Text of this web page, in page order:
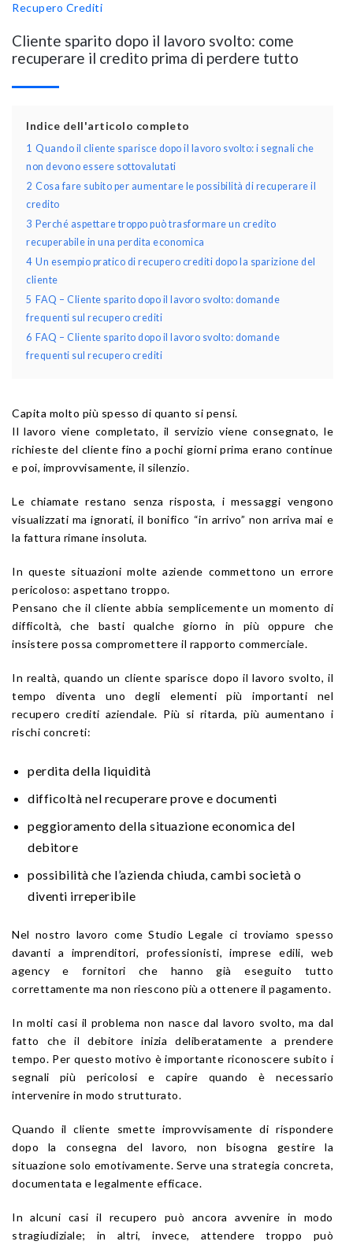
Recupero Crediti
Cliente sparito dopo il lavoro svolto: come
recuperare il credito prima di perdere tutto
Indice dell'articolo completo
1 Quando il cliente sparisce dopo il lavoro svolto: i segnali che
non devono essere sottovalutati
2 Cosa fare subito per aumentare le possibilità di recuperare il
credito
3 Perché aspettare troppo può trasformare un credito
recuperabile in una perdita economica
4 Un esempio pratico di recupero crediti dopo la sparizione del
cliente
5 FAQ – Cliente sparito dopo il lavoro svolto: domande
frequenti sul recupero crediti
6 FAQ – Cliente sparito dopo il lavoro svolto: domande
frequenti sul recupero crediti
Capita molto più spesso di quanto si pensi.
Il lavoro viene completato, il servizio viene consegnato, le
richieste del cliente fino a pochi giorni prima erano continue
e poi, improvvisamente, il silenzio.
Le chiamate restano senza risposta, i messaggi vengono
visualizzati ma ignorati, il bonifico “in arrivo” non arriva mai e
la fattura rimane insoluta.
In queste situazioni molte aziende commettono un errore
pericoloso: aspettano troppo.
Pensano che il cliente abbia semplicemente un momento di
difficoltà, che basti qualche giorno in più oppure che
insistere possa compromettere il rapporto commerciale.
In realtà, quando un cliente sparisce dopo il lavoro svolto, il
tempo diventa uno degli elementi più importanti nel
recupero crediti aziendale. Più si ritarda, più aumentano i
rischi concreti:
perdita della liquidità
difficoltà nel recuperare prove e documenti
peggioramento della situazione economica del
debitore
possibilità che l’azienda chiuda, cambi società o
diventi irreperibile
Nel nostro lavoro come Studio Legale ci troviamo spesso
davanti a imprenditori, professionisti, imprese edili, web
agency e fornitori che hanno già eseguito tutto
correttamente ma non riescono più a ottenere il pagamento.
In molti casi il problema non nasce dal lavoro svolto, ma dal
fatto che il debitore inizia deliberatamente a prendere
tempo. Per questo motivo è importante riconoscere subito i
segnali più pericolosi e capire quando è necessario
intervenire in modo strutturato.
Quando il cliente smette improvvisamente di rispondere
dopo la consegna del lavoro, non bisogna gestire la
situazione solo emotivamente. Serve una strategia concreta,
documentata e legalmente efficace.
In alcuni casi il recupero può ancora avvenire in modo
stragiudiziale; in altri, invece, attendere troppo può